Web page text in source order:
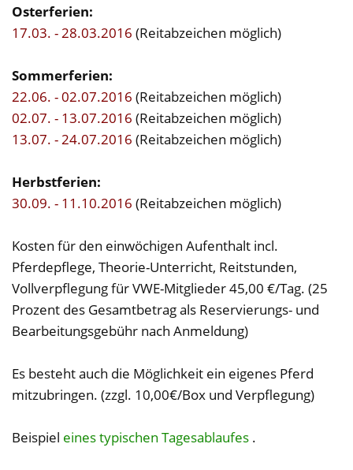
Osterferien:
17.03. - 28.03.2016 (Reitabzeichen möglich)
Sommerferien:
22.06. - 02.07.2016 (Reitabzeichen möglich)
02.07. - 13.07.2016 (Reitabzeichen möglich)
13.07. - 24.07.2016 (Reitabzeichen möglich)
Herbstferien:
30.09. - 11.10.2016 (Reitabzeichen möglich)
Kosten für den einwöchigen Aufenthalt incl.
Pferdepflege, Theorie-Unterricht, Reitstunden,
Vollverpflegung für VWE-Mitglieder 45,00 €/Tag. (25
Prozent des Gesamtbetrag als Reservierungs- und
Bearbeitungsgebühr nach Anmeldung)
Es besteht auch die Möglichkeit ein eigenes Pferd
mitzubringen. (zzgl. 10,00€/Box und Verpflegung)
Beispiel eines typischen Tagesablaufes .